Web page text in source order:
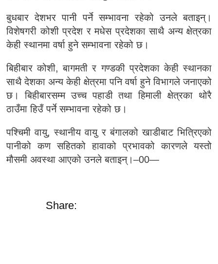
बुधबार देशभर पानी पर्ने सम्भावना रहेको उनले बताइन्।
विशेषगरी कोशी प्रदेश र मधेस प्रदेशका साथै अन्य क्षेत्रका
केही स्थानमा वर्षा हुने सम्भावना रहेको छ।
बिहीबार कोशी, बागमती र गण्डकी प्रदेशका केही स्थानका
साथै देशका अन्य केही क्षेत्रमा पनि वर्षा हुने विभागले जनाएको
छ। बिहीबारसम्म उच्च पहाडी तथा हिमाली क्षेत्रका थोरै
ठाउँमा हिउँ पर्ने सम्भावना रहेको छ।
पश्चिमी वायु, स्थानीय वायु र बंगालको खाडीबाट भित्रिएको
पानीको कण सहितको हावाको प्रभावको कारणले यस्तो
मौसमी अवस्था आएको उनले बताइन्।–00—
Share: